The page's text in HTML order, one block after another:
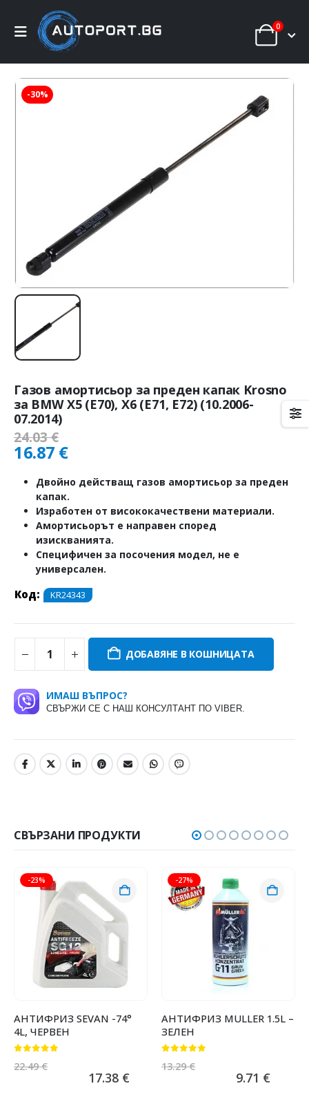
0
-30%
Газов амортисьор за преден капак Krosno
за BMW X5 (E70), X6 (E71, E72) (10.2006-
07.2014)
24.03€
16.87 €
Двойно действащ газов амортисьор за преден
капак.
Изработен от висококачествени материали.
Амортисьорът е направен според
изискванията.
Специфичен за посочения модел, не е
универсален.
Код: KR24343
ДОБАВЯНЕ В КОШНИЦАТА
ИМАШ ВЪПРОС?
СВЪРЖИ СЕ С НАШ КОНСУЛТАНТ ПО VIBER.
СВЪРЗАНИ ПРОДУКТИ
-23%
АНТИФРИЗ SEVAN -74°
4L, ЧЕРВЕН
22.49€
17.38 €
-27%
АНТИФРИЗ MULLER 1.5L –
ЗЕЛЕН
13.29€
9.71 €